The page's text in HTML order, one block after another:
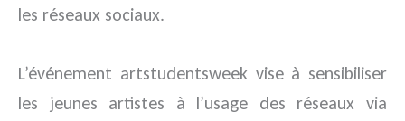
les réseaux sociaux.
L’événement artstudentsweek vise à sensibiliser
les jeunes artistes à l’usage des réseaux via